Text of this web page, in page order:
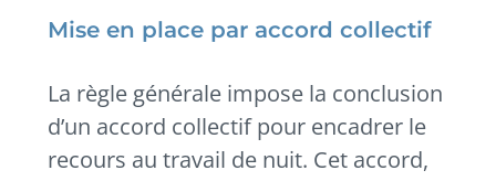
Mise en place par accord collectif
La règle générale impose la conclusion
d’un accord collectif pour encadrer le
recours au travail de nuit. Cet accord,